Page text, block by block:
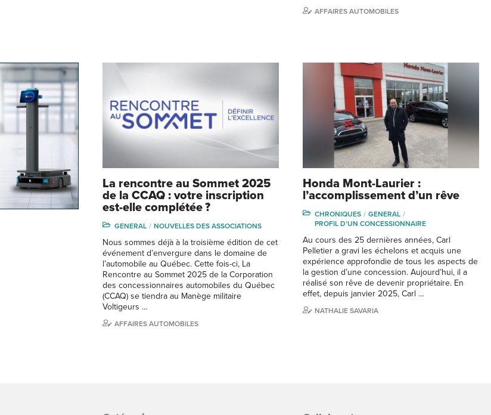
AFFAIRES AUTOMOBILES
La rencontre au Sommet 2025
de la CCAQ : votre inscription
est-elle complétée ?
GENERAL NOUVELLES DES ASSOCIATIONS
Nous sommes déjà à la troisième édition de cet
événement d’envergure dans le domaine de
l’automobile au Québec. Cette fois-ci, La
Rencontre au Sommet 2025 de la Corporation
des concessionnaires automobiles du Québec
(CCAQ) se tiendra au Manège militaire
Voltigeurs …
AFFAIRES AUTOMOBILES
Honda Mont-Laurier :
l’accomplissement d’un rêve
CHRONIQUES
GENERAL
PROFIL D'UN CONCESSIONNAIRE
Au cours des 25 dernières années, Carl
Pelletier a gravi les échelons et acquis une
expérience approfondie de tous les aspects de
la gestion d’une concession. Aujourd’hui, il a
réalisé son rêve de devenir propriétaire. En
effet, depuis janvier 2025, Carl …
NATHALIE SAVARIA